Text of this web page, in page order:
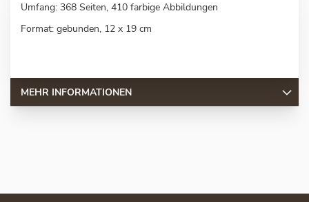
Umfang: 368 Seiten, 410 farbige Abbildungen
Format: gebunden, 12 x 19 cm
MEHR INFORMATIONEN